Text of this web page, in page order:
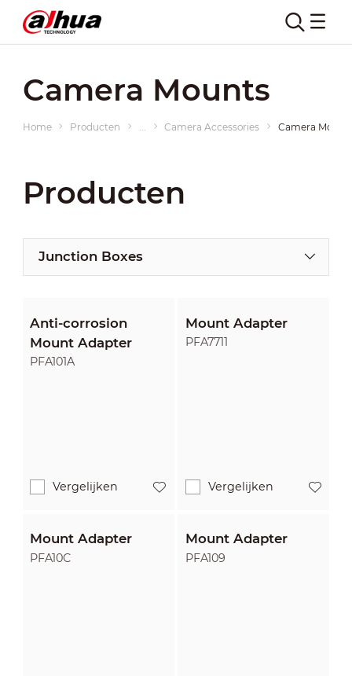
Camera Mounts
Home Producten Camera Accessories Camera
Producten
Junction Boxes
Anti-corrosion
Mount Adapter
PFA101A
Vergelijken
Mount Adapter
PFA7711
Vergelijken
Mount Adapter
PFA10C
Mount Adapter
PFA109